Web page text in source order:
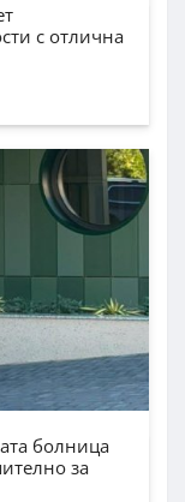
с отлична
болница
за